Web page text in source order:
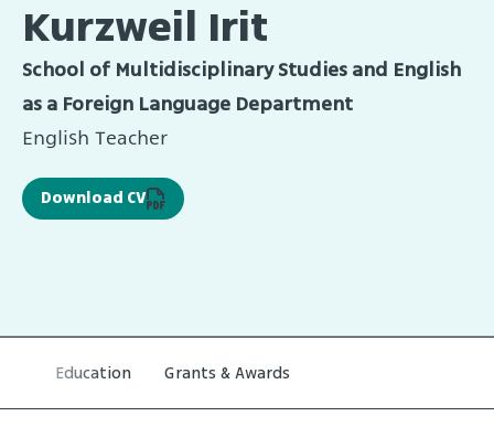
Kurzweil Irit
School of Multidisciplinary Studies and English
as a Foreign Language Department
English Teacher
Download CV
Education Grants & Awards